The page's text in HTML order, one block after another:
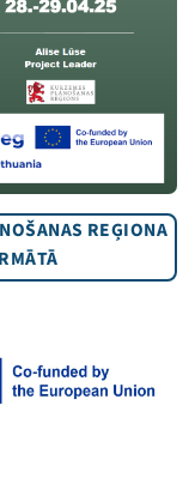
REĢIONA